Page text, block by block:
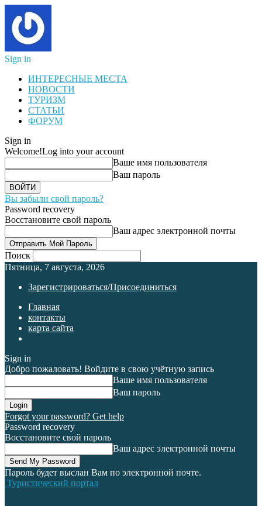
Sign in
ИНТЕРЕСНЫЕ МЕСТА
НОВОСТИ
ТУРИЗМ
СТАТЬИ
ФОРУМ
Sign in
Welcome!Log into your account
Ваше имя пользователя
Ваш пароль
Вы забыли свой пароль?
Password recovery
Восстановите свой пароль
Ваш адрес электронной почты
Поиск
Пятница, 7 августа, 2026
Зарегистрироваться/Присоединиться
Главная
контакты
карта сайта
Sign in
Добро пожаловать! Войдите в свою учётную запись
Ваше имя пользователя
Ваш пароль
Forgot your password? Get help
Password recovery
Восстановите свой пароль
Ваш адрес электронной почты
Пароль будет выслан Вам по электронной почте.
Туристический портал